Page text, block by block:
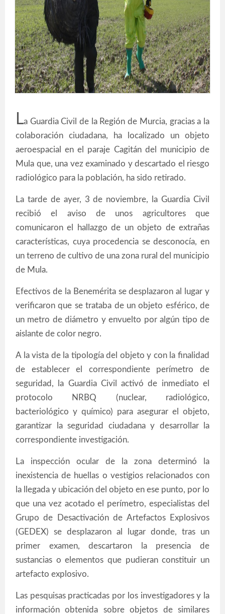
La Guardia Civil de la Región de Murcia, gracias a la
colaboración ciudadana, ha localizado un objeto
aeroespacial en el paraje Cagitán del municipio de
Mula que, una vez examinado y descartado el riesgo
radiológico para la población, ha sido retirado.
La tarde de ayer, 3 de noviembre, la Guardia Civil
recibió el aviso de unos agricultores que
comunicaron el hallazgo de un objeto de extrañas
características, cuya procedencia se desconocía, en
un terreno de cultivo de una zona rural del municipio
de Mula.
Efectivos de la Benemérita se desplazaron al lugar y
verificaron que se trataba de un objeto esférico, de
un metro de diámetro y envuelto por algún tipo de
aislante de color negro.
A la vista de la tipología del objeto y con la finalidad
de establecer el correspondiente perímetro de
seguridad, la Guardia Civil activó de inmediato el
protocolo NRBQ (nuclear, radiológico,
bacteriológico y químico) para asegurar el objeto,
garantizar la seguridad ciudadana y desarrollar la
correspondiente investigación.
La inspección ocular de la zona determinó la
inexistencia de huellas o vestigios relacionados con
la llegada y ubicación del objeto en ese punto, por lo
que una vez acotado el perímetro, especialistas del
Grupo de Desactivación de Artefactos Explosivos
(GEDEX) se desplazaron al lugar donde, tras un
primer examen, descartaron la presencia de
sustancias o elementos que pudieran constituir un
artefacto explosivo.
Las pesquisas practicadas por los investigadores y la
información obtenida sobre objetos de similares